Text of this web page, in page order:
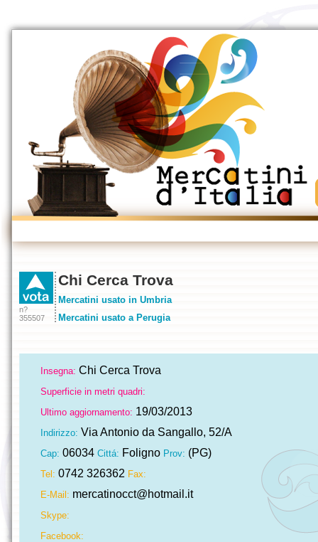
n?
355507
Chi Cerca Trova
Mercatini usato in Umbria
Mercatini usato a Perugia
Insegna: Chi Cerca Trova
Superficie in metri quadri:
Ultimo aggiornamento: 19/03/2013
Indirizzo: Via Antonio da Sangallo, 52/A
Cap: 06034 Cittá: Foligno Prov: (PG)
Tel: 0742 326362 Fax:
E-Mail: mercatinocct@hotmail.it
Skype:
Facebook: